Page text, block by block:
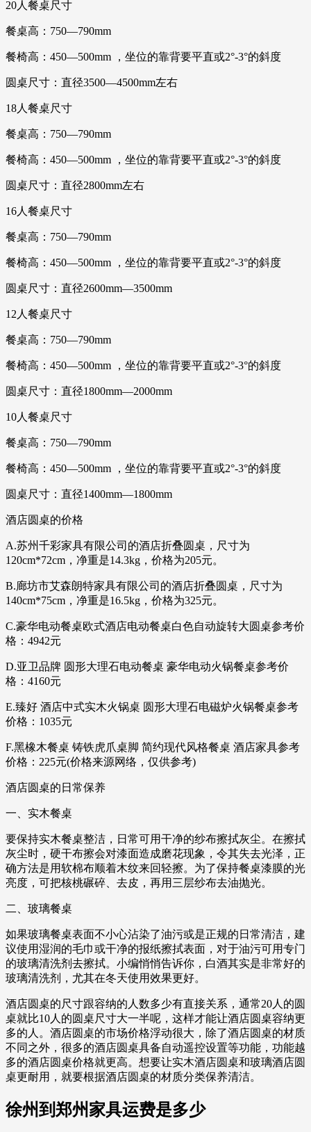
20人餐桌尺寸
餐桌高：750—790mm
餐椅高：450—500mm ，坐位的靠背要平直或2°-3°的斜度
圆桌尺寸：直径3500—4500mm左右
18人餐桌尺寸
餐桌高：750—790mm
餐椅高：450—500mm ，坐位的靠背要平直或2°-3°的斜度
圆桌尺寸：直径2800mm左右
16人餐桌尺寸
餐桌高：750—790mm
餐椅高：450—500mm ，坐位的靠背要平直或2°-3°的斜度
圆桌尺寸：直径2600mm—3500mm
12人餐桌尺寸
餐桌高：750—790mm
餐椅高：450—500mm ，坐位的靠背要平直或2°-3°的斜度
圆桌尺寸：直径1800mm—2000mm
10人餐桌尺寸
餐桌高：750—790mm
餐椅高：450—500mm ，坐位的靠背要平直或2°-3°的斜度
圆桌尺寸：直径1400mm—1800mm
酒店圆桌的价格
A.苏州千彩家具有限公司的酒店折叠圆桌，尺寸为
120cm*72cm，净重是14.3kg，价格为205元。
B.廊坊市艾森朗特家具有限公司的酒店折叠圆桌，尺寸为
140cm*75cm，净重是16.5kg，价格为325元。
C.豪华电动餐桌欧式酒店电动餐桌白色自动旋转大圆桌参考价
格：4942元
D.亚卫品牌 圆形大理石电动餐桌 豪华电动火锅餐桌参考价
格：4160元
E.臻好 酒店中式实木火锅桌 圆形大理石电磁炉火锅餐桌参考
价格：1035元
F.黑橡木餐桌 铸铁虎爪桌脚 简约现代风格餐桌 酒店家具参考
价格：225元(价格来源网络，仅供参考)
酒店圆桌的日常保养
一、实木餐桌
要保持实木餐桌整洁，日常可用干净的纱布擦拭灰尘。在擦拭
灰尘时，硬干布擦会对漆面造成磨花现象，令其失去光泽，正
确方法是用软棉布顺着木纹来回轻擦。为了保持餐桌漆膜的光
亮度，可把核桃碾碎、去皮，再用三层纱布去油抛光。
二、玻璃餐桌
如果玻璃餐桌表面不小心沾染了油污或是正规的日常清洁，建
议使用湿润的毛巾或干净的报纸擦拭表面，对于油污可用专门
的玻璃清洗剂去擦拭。小编悄悄告诉你，白酒其实是非常好的
玻璃清洗剂，尤其在冬天使用效果更好。
酒店圆桌的尺寸跟容纳的人数多少有直接关系，通常20人的圆
桌就比10人的圆桌尺寸大一半呢，这样才能让酒店圆桌容纳更
多的人。酒店圆桌的市场价格浮动很大，除了酒店圆桌的材质
不同之外，很多的酒店圆桌具备自动遥控设置等功能，功能越
多的酒店圆桌价格就更高。想要让实木酒店圆桌和玻璃酒店圆
桌更耐用，就要根据酒店圆桌的材质分类保养清洁。
徐州到郑州家具运费是多少